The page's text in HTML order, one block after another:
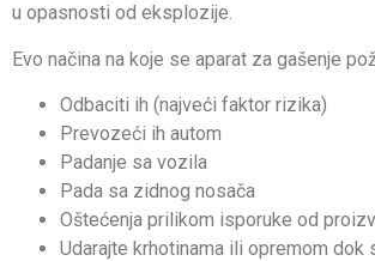
u opasnosti od eksplozije.
Evo načina na koje se aparat za gašenje
Odbaciti ih (najveći faktor rizika)
Prevozeći ih autom
Padanje sa vozila
Pada sa zidnog nosača
Oštećenja prilikom isporuke od
Udarajte krhotinama ili opremom dok